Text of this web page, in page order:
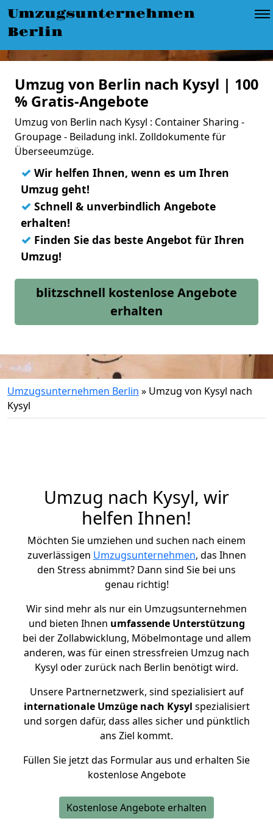
Umzugsunternehmen
Berlin
Umzug von Berlin nach Kysyl | 100
% Gratis-Angebote
Umzug von Berlin nach Kysyl : Container Sharing -
Groupage - Beiladung inkl. Zolldokumente für
Überseeumzüge.
✓ Wir helfen Ihnen, wenn es um Ihren
Umzug geht!
✓ Schnell & unverbindlich Angebote
erhalten!
✓ Finden Sie das beste Angebot für Ihren
Umzug!
blitzschnell kostenlose Angebote
erhalten
Umzugsunternehmen Berlin » Umzug von Kysyl nach
Kysyl
Umzug nach Kysyl, wir
helfen Ihnen!
Möchten Sie umziehen und suchen nach einem
zuverlässigen Umzugsunternehmen, das Ihnen
den Stress abnimmt? Dann sind Sie bei uns
genau richtig!
Wir sind mehr als nur ein Umzugsunternehmen
und bieten Ihnen umfassende Unterstützung
bei der Zollabwicklung, Möbelmontage und allem
anderen, was für einen stressfreien Umzug nach
Kysyl oder zurück nach Berlin benötigt wird.
Unsere Partnernetzwerk, sind spezialisiert auf
internationale Umzüge nach Kysyl spezialisiert
und sorgen dafür, dass alles sicher und pünktlich
ans Ziel kommt.
Füllen Sie jetzt das Formular aus und erhalten Sie
kostenlose Angebote
Kostenlose Angebote erhalten